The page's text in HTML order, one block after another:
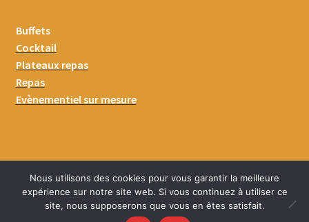
Buffets
Cocktail
Plateaux repas
Repas
Evènementiel sur mesure
Nous utilisons des cookies pour vous garantir la meilleure
expérience sur notre site web. Si vous continuez à utiliser ce
site, nous supposerons que vous en êtes satisfait.